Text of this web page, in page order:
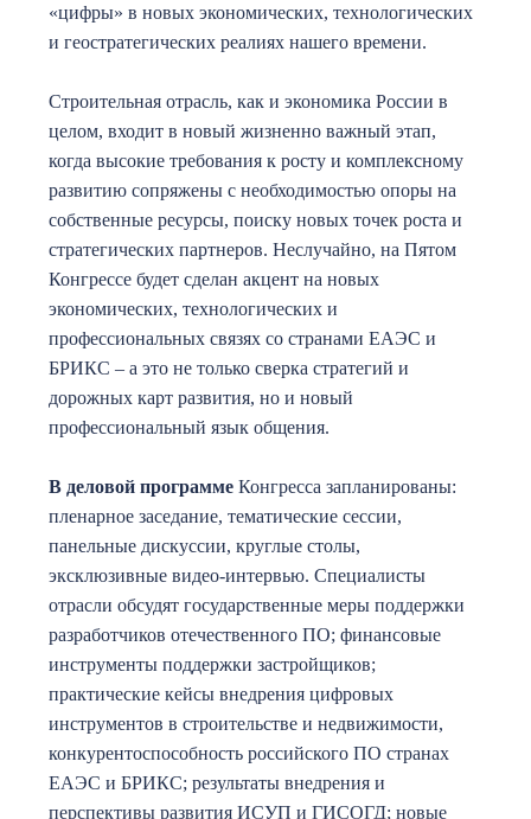
«цифры» в новых экономических, технологических
и геостратегических реалиях нашего времени.
Строительная отрасль, как и экономика России в
целом, входит в новый жизненно важный этап,
когда высокие требования к росту и комплексному
развитию сопряжены с необходимостью опоры на
собственные ресурсы, поиску новых точек роста и
стратегических партнеров. Неслучайно, на Пятом
Конгрессе будет сделан акцент на новых
экономических, технологических и
профессиональных связях со странами ЕАЭС и
БРИКС – а это не только сверка стратегий и
дорожных карт развития, но и новый
профессиональный язык общения.
В деловой программе Конгресса запланированы:
пленарное заседание, тематические сессии,
панельные дискуссии, круглые столы,
эксклюзивные видео-интервью. Специалисты
отрасли обсудят государственные меры поддержки
разработчиков отечественного ПО; финансовые
инструменты поддержки застройщиков;
практические кейсы внедрения цифровых
инструментов в строительстве и недвижимости,
конкурентоспособность российского ПО странах
ЕАЭС и БРИКС; результаты внедрения и
перспективы развития ИСУП и ГИСОГД; новые